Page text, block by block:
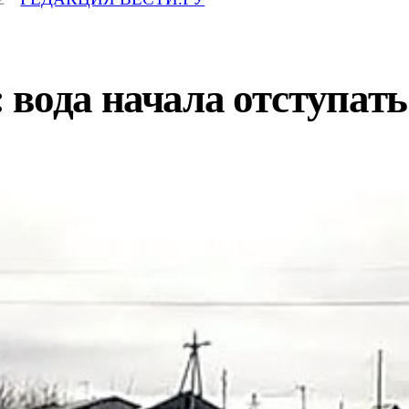
начала отступать